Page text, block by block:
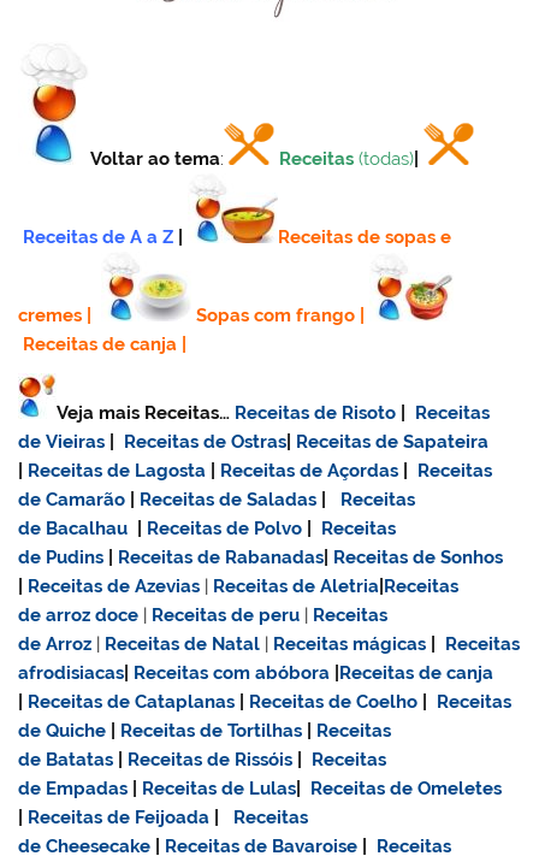
Voltar ao tema: Receitas (todas)
Receitas de A a Z Receitas de sopas e
cremes Sopas com frango
Receitas de canja
Veja mais Receitas… Receitas de Risoto
Receitas
de Vieiras
Receitas de Ostras Receitas de Sapateira
Receitas de Lagosta Receitas de Açordas
Receitas
de Camarão
Receitas de Saladas
Receitas
de Bacalhau
Receitas de Polvo
Receitas
de Pudins
Receitas de Rabanadas Receitas de Sonhos
Receitas de Azevias | Receitas de Aletria Receitas
dearroz doce | Receitas de peru | Receitas
de Arroz | Receitas de Natal | Receitas mágicas
Receitas
afrodisiacas Receitas com abóbora Receitas de canja
Receitas de Cataplanas Receitas de Coelho
Receitas
de Quiche
Receitas de Tortilhas
Receitas
de Batatas
Receitas de Rissóis
Receitas
de Empadas
Receitas de Lulas
Receitas de Omeletes
Receitas de Feijoada
Receitas
de Cheesecake
Receitas de Bavaroise
Receitas